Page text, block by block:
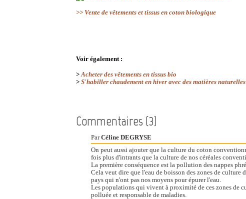
>> Vente de vêtements et tissus en coton biologique
Voir également :
> Acheter des vêtements en tissus bio
> S'habiller chaudement en hiver avec des matières
Commentaires (3)
ParCéline DEGRYSE
On peut aussi ajouter que la culture du coton
fois plus d'intrants que la culture de nos céréales
La première conséquence est la pollution des nappes
Cela veut dire que l'eau de boisson des zones de culture
pays qui n'ont pas nos moyens pour épurer l'eau.
Les populations qui vivent à proximité de ces zones de
polluée et responsable de maladies.